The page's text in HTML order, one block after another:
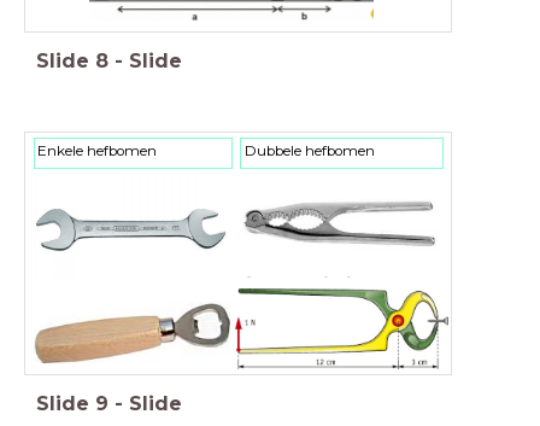
Slide 8 - Slide
Enkele hefbomen Dubbele hefbomen
Slide 9 - Slide